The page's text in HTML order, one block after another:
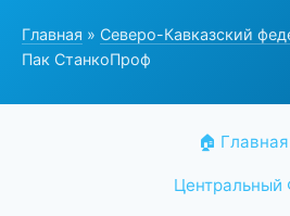
Главная » Северо-Кавказский
Пак СтанкоПроф
🏠 Главная